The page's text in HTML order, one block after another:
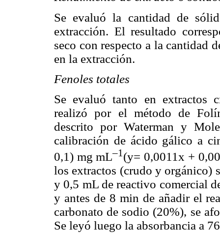
Se evaluó la cantidad de
extracción. El resultado
seco con respecto a la cantidad
en la extracción.
Fenoles totales
Se evaluó tanto en extractos
realizó por el método de
descrito por Waterman y
calibración de ácido gálico a
0,1) mg mL–1 (y= 0,0011x +
los extractos (crudo y orgánico)
y 0,5 mL de reactivo comercial
y antes de 8 min de añadir el
carbonato de sodio (20%), se
Se leyó luego la absorbancia a